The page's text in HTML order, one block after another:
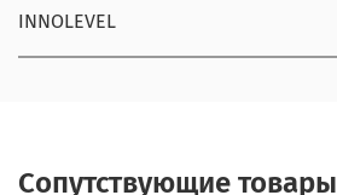
INNOLEVEL
Сопутствующие товары